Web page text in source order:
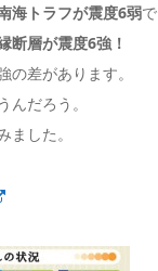
海トラフが震度6弱で
断層が震度6強！
差があります。
だろう。
した。